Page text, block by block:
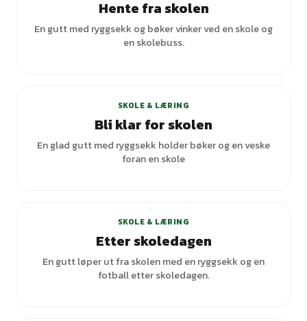
Hente fra skolen
En gutt med ryggsekk og bøker vinker ved en skole og
en skolebuss.
SKOLE & LÆRING
Bli klar for skolen
En glad gutt med ryggsekk holder bøker og en veske
foran en skole
SKOLE & LÆRING
Etter skoledagen
En gutt løper ut fra skolen med en ryggsekk og en
fotball etter skoledagen.